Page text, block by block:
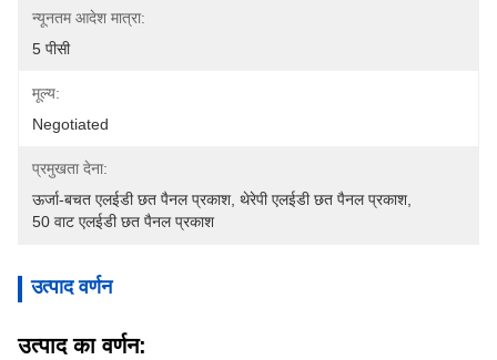
न्यूनतम आदेश मात्रा:
5 पीसी
मूल्य:
Negotiated
प्रमुखता देना:
ऊर्जा-बचत एलईडी छत पैनल प्रकाश थेरेपी एलईडी छत पैनल प्रकाश
50 वाट एलईडी छत पैनल प्रकाश
उत्पाद वर्णन
उत्पाद का वर्णन: